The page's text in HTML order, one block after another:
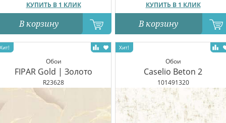
КУПИТЬ В 1 КЛИК
В корзину
КУПИТЬ В 1 КЛИК
В корзину
Обои
FIPAR Gold | Золото
R23628
Обои
Caselio Beton 2
101491320